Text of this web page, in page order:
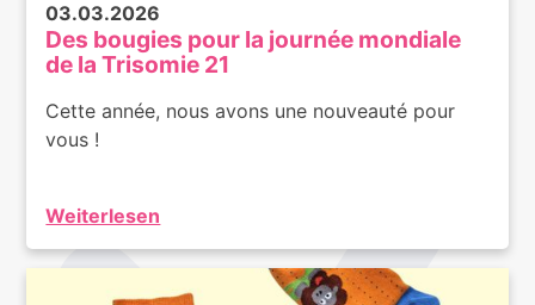
03.03.2026
Des bougies pour la journée mondiale
de la Trisomie 21
Cette année, nous avons une nouveauté pour
vous !
Weiterlesen